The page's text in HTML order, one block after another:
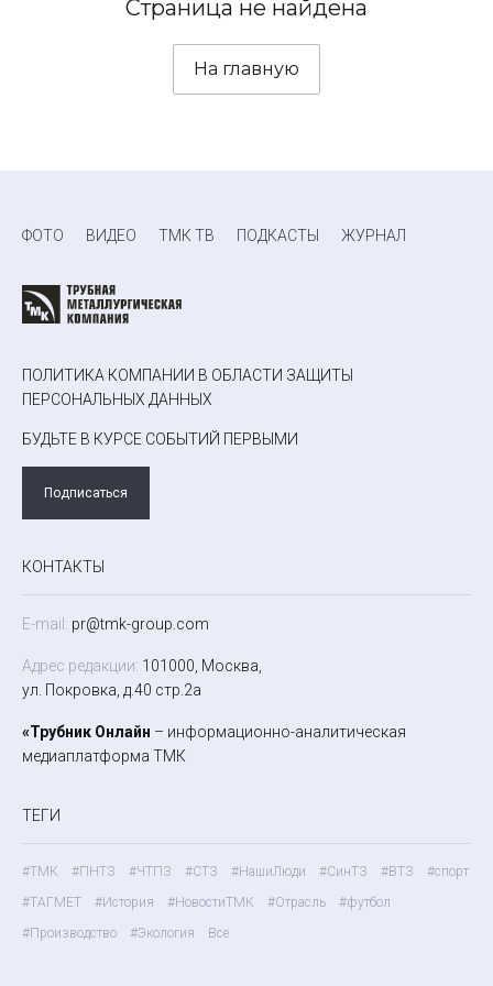
Страница не найдена
На главную
ФОТО ВИДЕО ТМК ТВ ПОДКАСТЫ ЖУРНАЛ
ПОЛИТИКА КОМПАНИИ В ОБЛАСТИ ЗАЩИТЫ
ПЕРСОНАЛЬНЫХ ДАННЫХ
БУДЬТЕ В КУРСЕ СОБЫТИЙ ПЕРВЫМИ
Подписаться
КОНТАКТЫ
E-mail: pr@tmk-group.com
Адрес редакции: 101000, Москва,
ул. Покровка, д.40 стр.2а
«Трубник Онлайн – информационно-аналитическая
медиаплатформа ТМК
ТЕГИ
#ТМК #ПНТЗ #ЧТПЗ #СТЗ #НашиЛюди #СинТЗ #ВТЗ
#спорт
#ТАГМЕТ
#История #НовостиТМК #Отрасль
#футбол
#Производство
#Экология Все